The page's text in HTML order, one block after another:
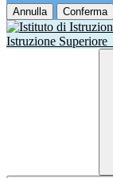
Annulla Conferma
Istruzione Superiore